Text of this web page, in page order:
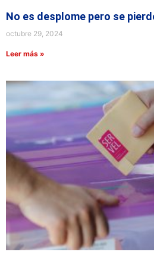
No es desplome pero se
octubre 29, 2024
Leer más »